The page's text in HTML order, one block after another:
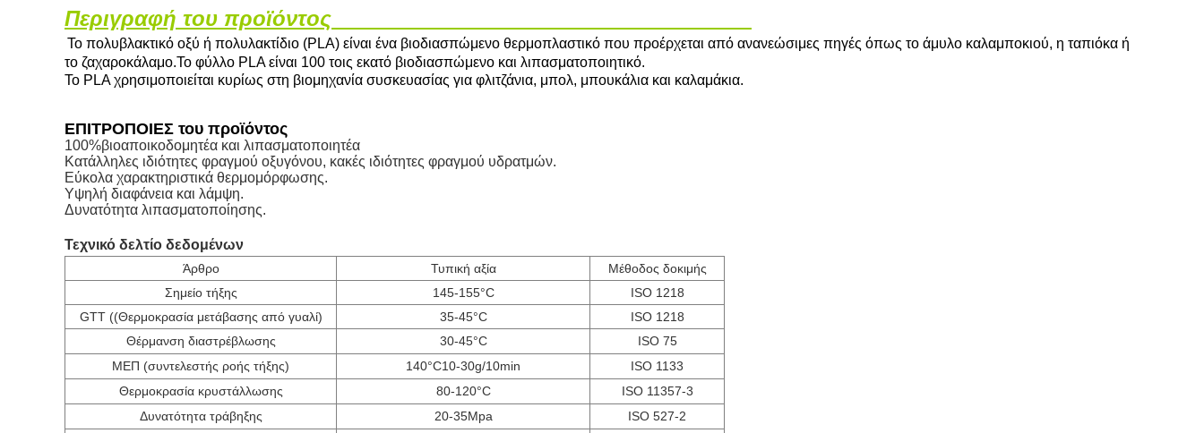
Περιγραφή του προϊόντος
Το πολυβλακτικό οξύ ή πολυλακτίδιο (PLA) είναι ένα βιοδιασπώμενο θερμοπλαστικό που προέρχεται από ανανεώσιμες πηγές όπως το άμυλο καλαμποκιού, η ταπιόκα ή
το ζαχαροκάλαμο.Το φύλλο PLA είναι 100 τοις εκατό βιοδιασπώμενο και λιπασματοποιητικό.
Το PLA χρησιμοποιείται κυρίως στη βιομηχανία συσκευασίας για φλιτζάνια, μπολ, μπουκάλια και καλαμάκια.
ΕΠΙΤΡΟΠΟΙΕΣ του προϊόντος
100%βιοαποικοδομητέα και λιπασματοποιητέα
Κατάλληλες ιδιότητες φραγμού οξυγόνου, κακές ιδιότητες φραγμού υδρατμών.
Εύκολα χαρακτηριστικά θερμομόρφωσης.
Υψηλή διαφάνεια και λάμψη.
Δυνατότητα λιπασματοποίησης.
Τεχνικό δελτίο δεδομένων
Άρθρο Τυπική αξία
Μέθοδος δοκιμής
Σημείο τήξης
145-155°C
ISO 1218
GTT ((Θερμοκρασία μετάβασης από γυαλί)
35-45°C
ISO 1218
Θέρμανση διαστρέβλωσης
30-45°C
ISO 75
ΜΕΠ (συντελεστής ροής τήξης)
140°C10-30g/10min
ISO 1133
Θερμοκρασία κρυστάλλωσης
80-120°C
ISO 11357-3
Δυνατότητα τράβηξης
20-35Mpa
ISO 527-2